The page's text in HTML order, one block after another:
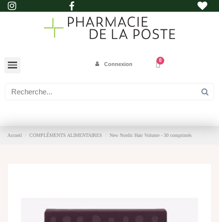
Connexion
Accueil COMPLÉMENTS ALIMENTAIRES New Nordic Hair Volume - 30 comprimés